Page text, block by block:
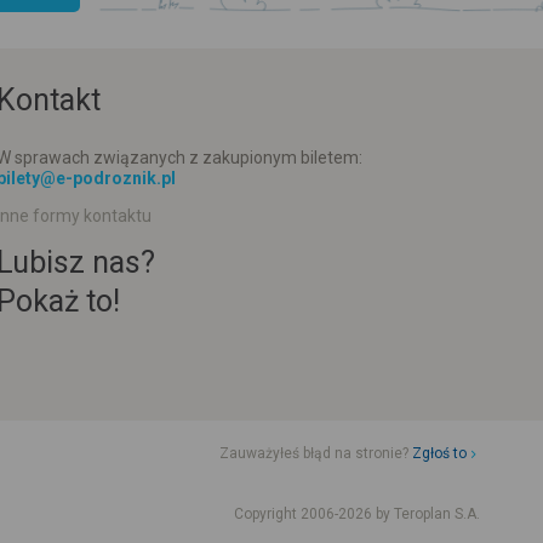
sprawach związanych z zakupionym biletem:
podroznik.pl
formy kontaktu
nas?
to!
Zauważyłeś błąd na stronie? Zgłoś to
Copyright 2006-2026 by Teroplan S.A.